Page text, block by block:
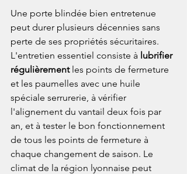
Une porte blindée bien entretenue
peut durer plusieurs décennies sans
perte de ses propriétés sécuritaires.
L'entretien essentiel consiste à lubrifier
régulièrement les points de fermeture
et les paumelles avec une huile
spéciale serrurerie, à vérifier
l'alignement du vantail deux fois par
an, et à tester le bon fonctionnement
de tous les points de fermeture à
chaque changement de saison. Le
climat de la région lyonnaise peut